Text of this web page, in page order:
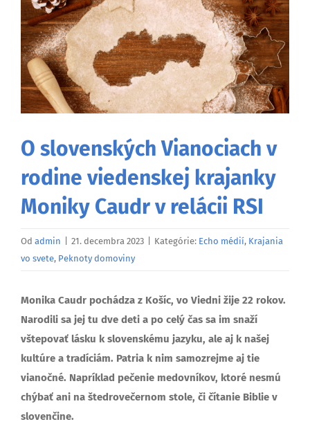
väčší
obrázok
O slovenských Vianociach v
rodine viedenskej krajanky
Moniky Caudr v relácii RSI
Od admin 21. decembra 2023 Kategórie: Echo médií, Krajania
vo svete, Peknoty domoviny
Monika Caudr pochádza z Košíc, vo Viedni žije 22 rokov.
Narodili sa jej tu dve deti a po celý čas sa im snaží
vštepovať lásku k slovenskému jazyku, ale aj k našej
kultúre a tradíciám. Patria k nim samozrejme aj tie
vianočné. Napríklad pečenie medovníkov, ktoré nesmú
chýbať ani na štedrovečernom stole, či čítanie Biblie v
slovenčine.